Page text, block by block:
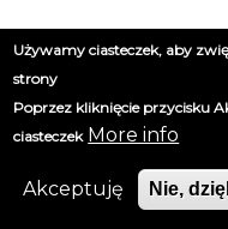
Używamy ciasteczek, aby
strony
Poprzez kliknięcie przycisku
ciasteczek More info
Akceptuję Nie,